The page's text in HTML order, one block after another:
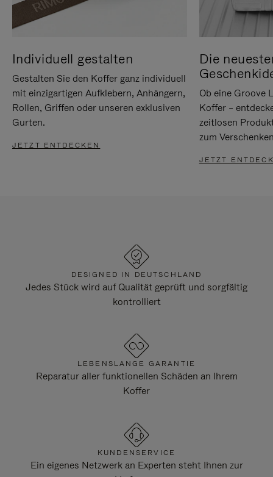
Individuell gestalten
Gestalten Sie den Koffer ganz individuell
mit einzigartigen Aufklebern, Anhängern,
Rollen, Griffen oder unseren exklusiven
Gurten.
JETZT ENTDECKEN
Die
Ob eine Groove
Koffer –
zeitlosen
zum
JETZT
DESIGNED IN DEUTSCHLAND
Jedes Stück wird auf Qualität geprüft und sorgfältig
kontrolliert
LEBENSLANGE GARANTIE
Reparatur aller funktionellen Schäden an Ihrem
Koffer
KUNDENSERVICE
Ein eigenes Netzwerk an Experten steht Ihnen zur